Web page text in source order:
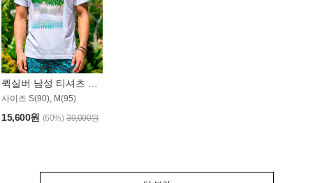
퀵실버 남성 티셔츠 MST357WQS
사이즈 S(90), M(95)
15,600원 (60%) 39,000원